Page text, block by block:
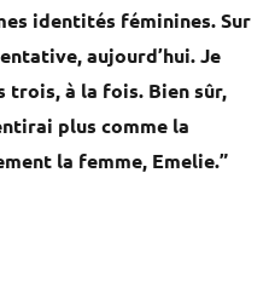
identités féminines. Sur
aujourd’hui. Je
trois, à la fois. Bien sûr,
plus comme la
la femme, Emelie.”